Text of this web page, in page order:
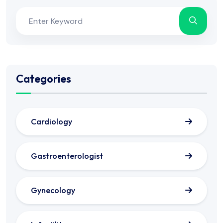
Categories
Cardiology
Gastroenterologist
Gynecology